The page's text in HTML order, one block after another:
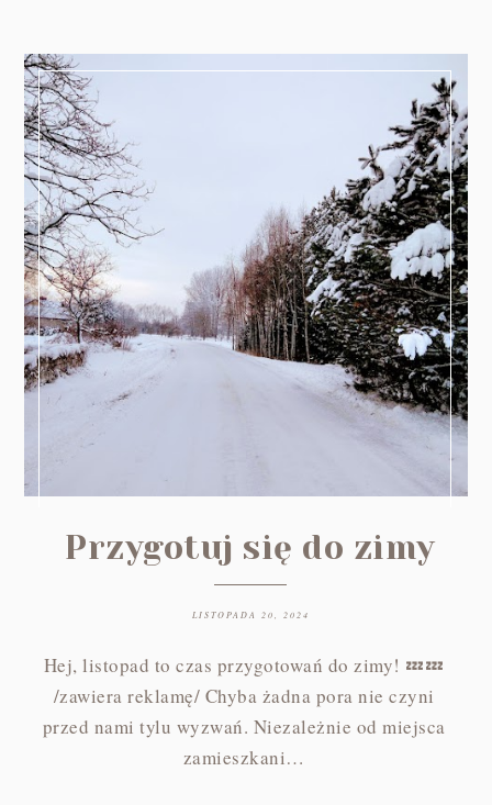
Przygotuj się do zimy
LISTOPADA 20, 2024
Hej, listopad to czas przygotowań do zimy! 💤💤
/zawiera reklamę/ Chyba żadna pora nie czyni
przed nami tylu wyzwań. Niezależnie od miejsca
zamieszkani…